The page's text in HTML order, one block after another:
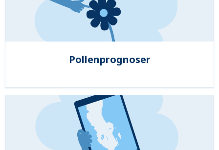
Pollenprognoser